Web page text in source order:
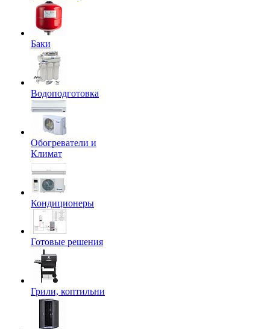
Баки
Водоподготовка
Обогреватели и
Климат
Кондиционеры
Готовые решения
Грили, коптильни